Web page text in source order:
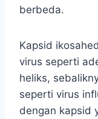
berbeda.
Kapsid
virus seperti
heliks,
seperti virus
dengan kapsid